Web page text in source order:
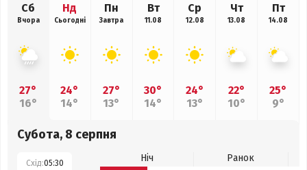
Сб
Вчора
27°
16°
Нд
Сьогодні
24°
14°
Пн
Завтра
27°
13°
Вт
11.08
30°
14°
Ср
12.08
24°
13°
Чт
13.08
22°
10°
Пт
14.08
25°
9°
Субота, 8 серпня
Схід:05:30 Ніч
Ранок